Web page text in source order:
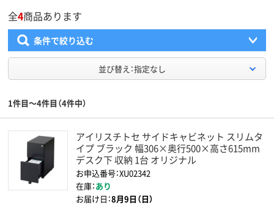
全4商品あります
条件で絞り込む
並び替え：指定なし
1件目～4件目（4件中）
アイリスチトセ サイドキャビネット スリムタ
イプ ブラック 幅306×奥行500×高さ615mm
デスク下 収納 1台 オリジナル
お申込番号：XU02342
在庫：あり
お届け日：8月9日（日）